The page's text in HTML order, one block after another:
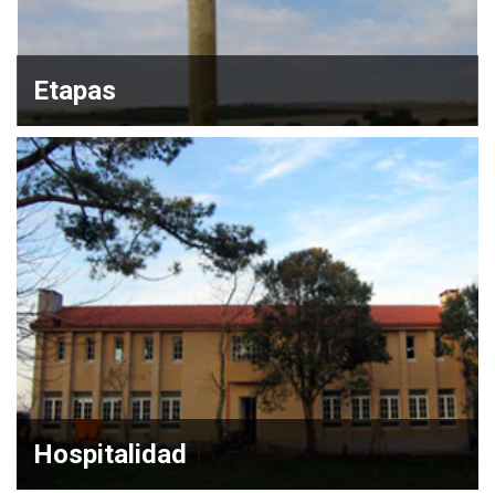
Etapas
Hospitalidad